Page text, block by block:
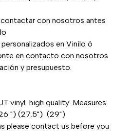
con nosotros antes
en Vinilo ó
en contacto con nosotros
y presupuesto.
vinyl high quality .Measures
") (27.5") (29")
please contact us before you